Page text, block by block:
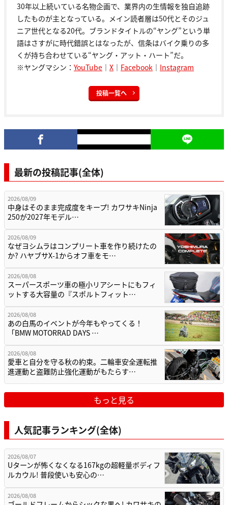
30年以上続いている名物企画で、業界内の生情報を独自追跡
したものが主となっている。メイン読者層は50代とそのジュ
ニア世代となる20代。ブランドタイトルの“ヤング”という単
語はさすがに時代錯誤とはなったが、信条はバイク乗りの多
くが持ち合わせている“ヤング・アット・ハート”だ。
※ヤングマシン： YouTube ｜ X ｜ Facebook ｜ Instagram
投稿一覧へ
最新の投稿記事(全体)
2026/08/09
中身はそのまま完成度をキープ! カワサキNinja
250が2027年モデル…
2026/08/09
なぜヨシムラはコンプリート車を作り続けたの
か? ハヤブサX-1からオフ車をモ…
2026/08/08
スーパースポーツ車の極小リアシートにもフィ
ットする大容量の『スポルトフィット…
2026/08/08
あの白馬のイベントが今年もやってくる！
「BMW MOTORRAD DAYS …
2026/08/08
愛車と自分を守る秋の約束。二輪車安全運転推
進運動と盗難防止強化運動がもたらす…
もっと見る
人気記事ランキング(全体)
2026/08/07
Uターンが怖くなくなる167kgの超軽量ボディフ
ルカウル! 普段使いも安心の…
2026/08/08